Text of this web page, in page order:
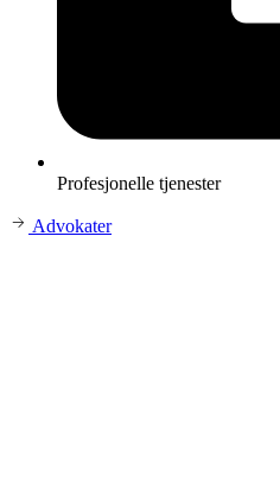
Profesjonelle tjenester
Advokater